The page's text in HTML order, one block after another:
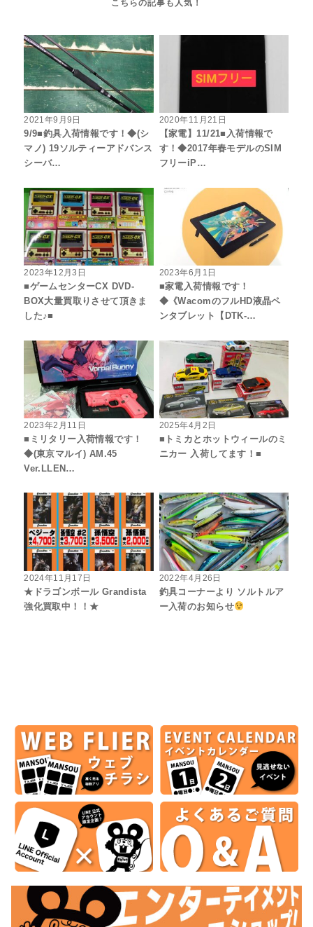
2021年9月9日
9/9■釣具入荷情報です！◆(シ
マノ) 19ソルティーアドバンス
シーバ…
2020年11月21日
【家電】11/21■入荷情報で
す！◆2017年春モデルのSIM
フリーiP…
2023年12月3日
■ゲームセンターCX DVD-
BOX大量買取りさせて頂きま
した♪■
2023年6月1日
■家電入荷情報です！
◆《WacomのフルHD液晶ペ
ンタブレット【DTK-…
2023年2月11日
■ミリタリー入荷情報です！
◆(東京マルイ) AM.45
Ver.LLEN…
2025年4月2日
■トミカとホットウィールのミ
ニカー 入荷してます！■
2024年11月17日
★ドラゴンボール Grandista
強化買取中！！★
2022年4月26日
釣具コーナーより ソルトルア
ー入荷のお知らせ